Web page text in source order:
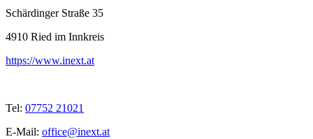
Schärdinger Straße 35
4910 Ried im Innkreis
https://www.inext.at
Tel: 07752 21021
E-Mail: office@inext.at